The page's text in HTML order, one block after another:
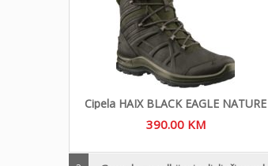
Cipela HAIX BLACK EAGLE NATURE
390.00 KM